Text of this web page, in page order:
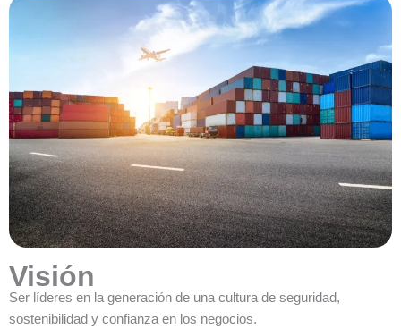
Visión
Ser líderes en la generación de una cultura de seguridad,
sostenibilidad y confianza en los negocios.